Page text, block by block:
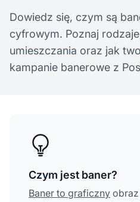
Dowiedz się, czym są
cyfrowym. Poznaj
umieszczania oraz jak
kampanie banerowe z
Czym jest baner?
Baner to graficzny